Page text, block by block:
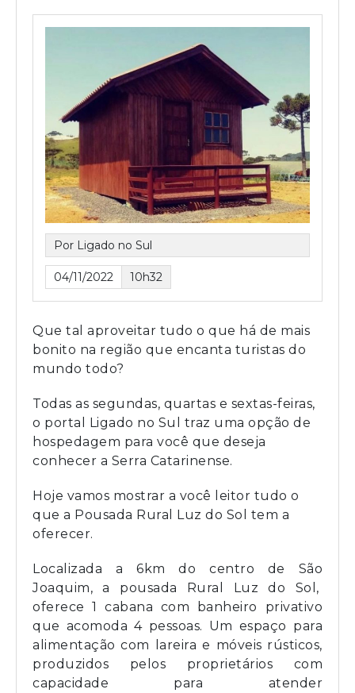
Por Ligado no Sul
04/11/2022 10h32
Que tal aproveitar tudo o que há de mais
bonito na região que encanta turistas do
mundo todo?
Todas as segundas, quartas e sextas-feiras,
o portal Ligado no Sul traz uma opção de
hospedagem para você que deseja
conhecer a Serra Catarinense.
Hoje vamos mostrar a você leitor tudo o
que a Pousada Rural Luz do Sol tem a
oferecer.
Localizada a 6km do centro de São
Joaquim, a pousada Rural Luz do Sol,
oferece 1 cabana com banheiro privativo
que acomoda 4 pessoas. Um espaço para
alimentação com lareira e móveis rústicos,
produzidos pelos proprietários com
capacidade para atender